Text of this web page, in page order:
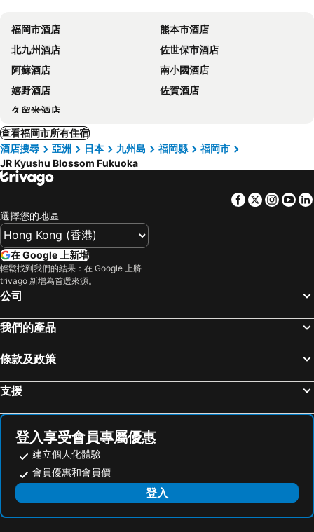
福岡市酒店
熊本市酒店
北九州酒店
佐世保市酒店
阿蘇酒店
南小國酒店
嬉野酒店
佐賀酒店
久留米酒店
查看福岡市所有住宿
酒店搜尋
亞洲 日本 九州島 福岡縣
福岡市
JR Kyushu Blossom Fukuoka
Facebook
Twitter
選擇您的地區
在 Google 上新增
輕鬆找到我們的結果：在 Google 上將
trivago 新增為首選來源。
公司
我們的產品
條款及政策
支援
登入享受會員專屬優惠
建立個人化體驗
會員優惠和會員價
登入